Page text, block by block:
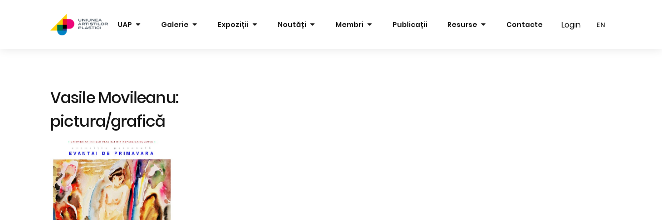
Login
UAP Galerie Expoziții Noutăți Membri Publicații Resurse Contacte Login EN
Vasile Movileanu:
pictura/grafică